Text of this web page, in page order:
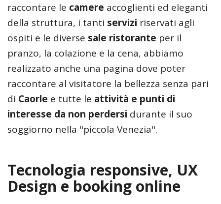
raccontare le camere accoglienti ed eleganti
della struttura, i tanti servizi riservati agli
ospiti e le diverse sale ristorante per il
pranzo, la colazione e la cena, abbiamo
realizzato anche una pagina dove poter
raccontare al visitatore la bellezza senza pari
di Caorle e tutte le attività e punti di
interesse da non perdersi durante il suo
soggiorno nella "piccola Venezia".
Tecnologia responsive, UX
Design e booking online